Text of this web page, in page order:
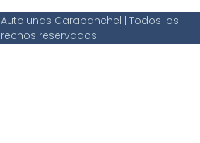
Carabanchel | Todos los
reservados